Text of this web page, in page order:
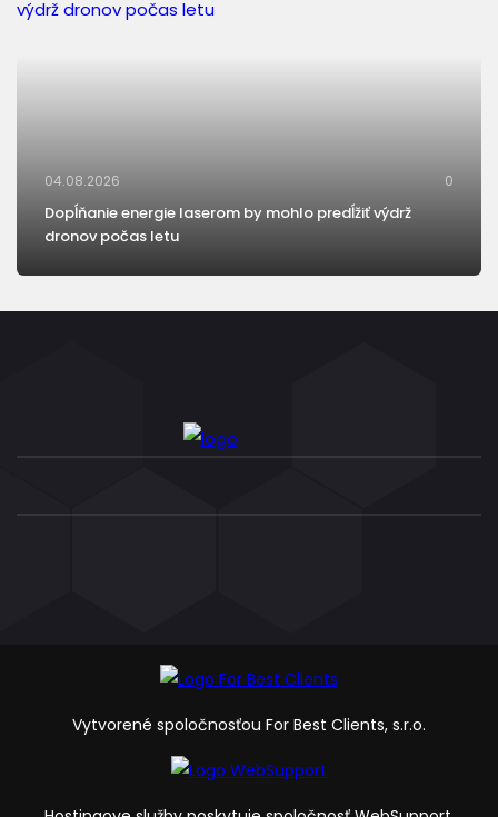
04.08.2026 0
Dopĺňanie energie laserom by mohlo predĺžiť výdrž
dronov počas letu
Vytvorené spoločnosťou For Best Clients, s.r.o.